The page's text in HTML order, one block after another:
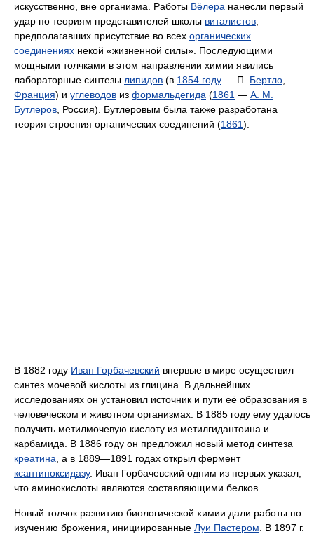
искусственно, вне организма. Работы Вёлера нанесли первый
удар по теориям представителей школы виталистов
предполагавших присутствие во всех органических
соединениях некой «жизненной силы». Последующими
мощными толчками в этом направлении химии явились
лабораторные синтезы липидов (в 1854 году — П. Бертло
Франция) и углеводов из формальдегида (1861 — А. М.
Бутлеров , Россия). Бутлеровым была также разработана
теория строения органических соединений (1861).
В 1882 году Иван Горбачевский впервые в мире осуществил
синтез мочевой кислоты из глицина. В дальнейших
исследованиях он установил источник и пути её образования в
человеческом и животном организмах. В 1885 году ему удалось
получить метилмочевую кислоту из метилгидантоина и
карбамида. В 1886 году он предложил новый метод синтеза
креатина , а в 1889—1891 годах открыл фермент
ксантиноксидазу. Иван Горбачевский одним из первых указал,
что аминокислоты являются составляющими белков.
Новый толчок развитию биологической химии дали работы по
изучению брожения, инициированные Луи Пастером . В 1897 г.